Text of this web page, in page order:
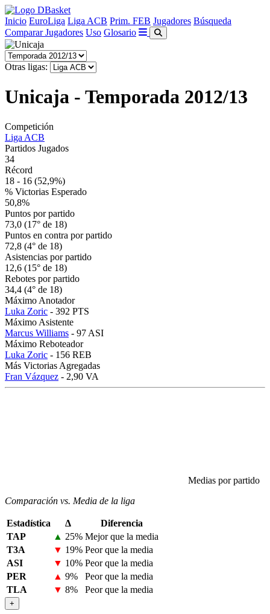
Inicio EuroLiga Liga ACB Prim. FEB Jugadores Búsqueda
Comparar Jugadores Uso Glosario
Otras ligas:
Unicaja - Temporada 2012/13
Competición
Liga ACB
Partidos Jugados
34
Récord
18 - 16 (52,9%)
% Victorias Esperado
50,8%
Puntos por partido
73,0 (17° de 18)
Puntos en contra por partido
72,8 (4° de 18)
Asistencias por partido
12,6 (15° de 18)
Rebotes por partido
34,4 (4° de 18)
Máximo Anotador
Luka Zoric - 392 PTS
Máximo Asistente
Marcus Williams - 97 ASI
Máximo Reboteador
Luka Zoric - 156 REB
Más Victorias Agregadas
Fran Vázquez - 2,90 VA
Medias por partido
Comparación vs. Media de la liga
Estadística Δ
Diferencia
TAP
▲ 25% Mejor que la media
T3A
▼ 19% Peor que la media
ASI
▼ 10% Peor que la media
PER
▲ 9%
Peor que la media
TLA
▼ 8% Peor que la media
+